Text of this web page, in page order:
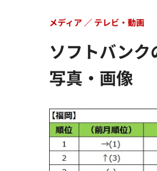
ソフトバン
写真・画像
メディア テレビ・動画